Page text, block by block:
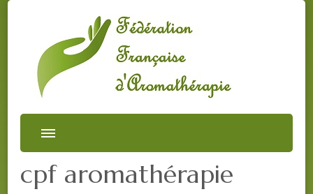
cpf aromathérapie